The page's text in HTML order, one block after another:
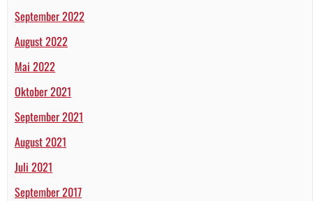
September 2022
August 2022
Mai 2022
Oktober 2021
September 2021
August 2021
Juli 2021
September 2017